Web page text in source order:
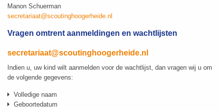
Manon Schuerman
secretariaat@scoutinghoogerheide.nl
Vragen omtrent aanmeldingen en wachtlijsten
secretariaat@scoutinghoogerheide.nl
Indien u, uw kind wilt aanmelden voor de wachtlijst, dan vragen wij u om
de volgende gegevens:
Volledige naam
Geboortedatum